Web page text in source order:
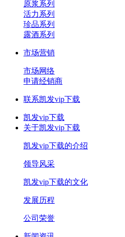
原浆系列
活力系列
珍品系列
露酒系列
市场营销
市场网络
申请经销商
联系凯发vip下载
凯发vip下载
关于凯发vip下载
凯发vip下载的介绍
领导风采
凯发vip下载的文化
发展历程
公司荣誉